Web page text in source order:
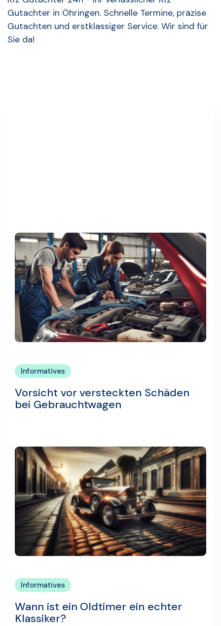
Gutachter in Öhringen. Schnelle Termine, präzise
Gutachten und erstklassiger Service. Wir sind für
Sie da!
Informatives
Vorsicht vor versteckten Schäden
bei Gebrauchtwagen
Informatives
Wann ist ein Oldtimer ein echter
Klassiker?